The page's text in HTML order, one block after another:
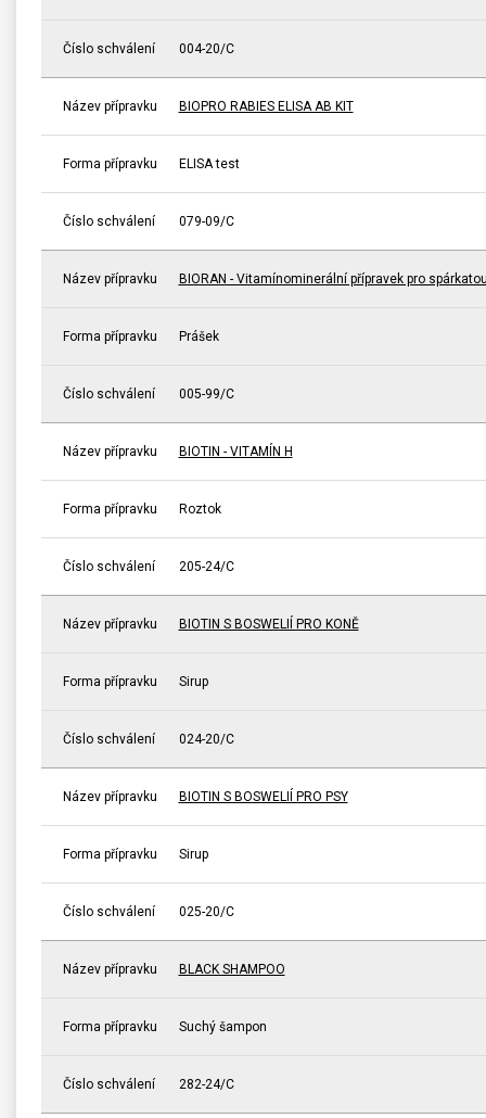
Číslo schválení 004-20/C
Název přípravku BIOPRO RABIES ELISA AB KIT
Forma přípravku ELISA test
Číslo schválení 079-09/C
Název přípravku BIORAN - Vitamínominerální přípravek pro
Forma přípravku Prášek
Číslo schválení 005-99/C
Název přípravku BIOTIN - VITAMÍN H
Forma přípravku Roztok
Číslo schválení 205-24/C
Název přípravku BIOTIN S BOSWELIÍ PRO KONĚ
Forma přípravku Sirup
Číslo schválení 024-20/C
Název přípravku BIOTIN S BOSWELIÍ PRO PSY
Forma přípravku Sirup
Číslo schválení 025-20/C
Název přípravku BLACK SHAMPOO
Forma přípravku Suchý šampon
Číslo schválení 282-24/C